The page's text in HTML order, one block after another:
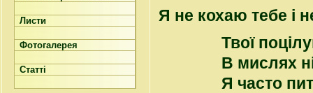
Листи
Фотогалерея
Статті
Я не кохаю тебе і
Твої
В мислях
Я часто